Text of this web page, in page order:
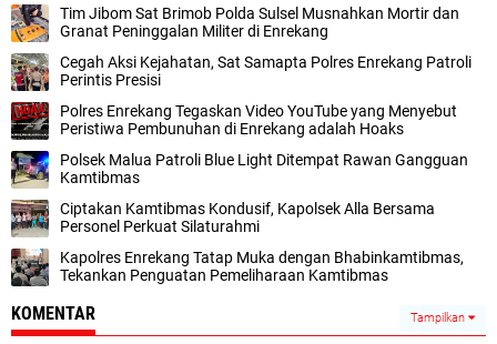
Tim Jibom Sat Brimob Polda Sulsel Musnahkan Mortir dan
Granat Peninggalan Militer di Enrekang
Cegah Aksi Kejahatan, Sat Samapta Polres Enrekang Patroli
Perintis Presisi
Polres Enrekang Tegaskan Video YouTube yang Menyebut
Peristiwa Pembunuhan di Enrekang adalah Hoaks
Polsek Malua Patroli Blue Light Ditempat Rawan Gangguan
Kamtibmas
Ciptakan Kamtibmas Kondusif, Kapolsek Alla Bersama
Personel Perkuat Silaturahmi
Kapolres Enrekang Tatap Muka dengan Bhabinkamtibmas,
Tekankan Penguatan Pemeliharaan Kamtibmas
KOMENTAR Tampilkan